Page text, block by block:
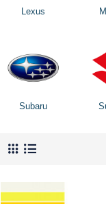
Lexus
Subaru